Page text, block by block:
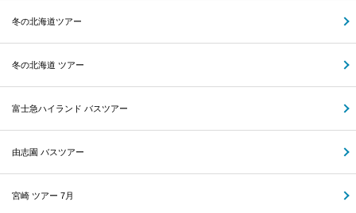
冬の北海道ツアー
冬の北海道 ツアー
富士急ハイランド バスツアー
由志園 バスツアー
宮崎 ツアー 7月